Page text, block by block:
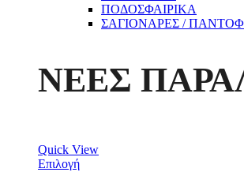
ΠΟΔΟΣΦΑΙΡΙΚΑ
ΣΑΓΙΟΝΑΡΕΣ /
ΝΕΕΣ
Quick View
Επιλογή